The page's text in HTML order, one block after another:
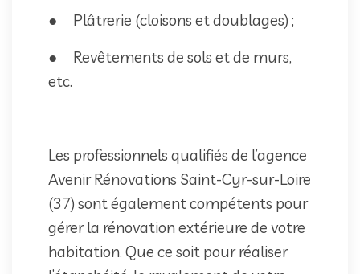
● Plâtrerie (cloisons et doublages) ;
● Revêtements de sols et de murs,
etc.
Les professionnels qualifiés de l’agence
Avenir Rénovations Saint-Cyr-sur-Loire
(37) sont également compétents pour
gérer la rénovation extérieure de votre
habitation. Que ce soit pour réaliser